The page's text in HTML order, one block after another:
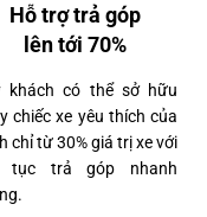
Hỗ trợ trả góp
lên tới 70%
khách có thể sở hữu
chiếc xe yêu thích của
chỉ từ 30% giá trị xe với
tục trả góp nhanh